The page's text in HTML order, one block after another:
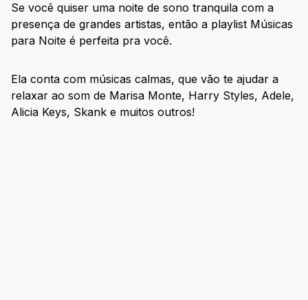
Se você quiser uma noite de sono tranquila com a
presença de grandes artistas, então a playlist Músicas
para Noite é perfeita pra você.
Ela conta com músicas calmas, que vão te ajudar a
relaxar ao som de Marisa Monte, Harry Styles, Adele,
Alicia Keys, Skank e muitos outros!